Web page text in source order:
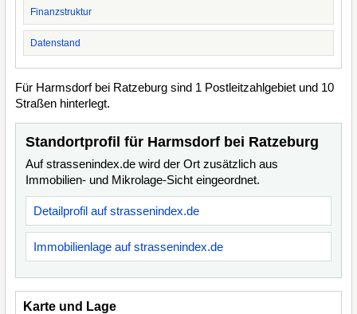
Finanzstruktur
Datenstand
Für Harmsdorf bei Ratzeburg sind 1 Postleitzahlgebiet und 10
Straßen hinterlegt.
Standortprofil für Harmsdorf bei Ratzeburg
Auf strassenindex.de wird der Ort zusätzlich aus
Immobilien- und Mikrolage-Sicht eingeordnet.
Detailprofil auf strassenindex.de
Immobilienlage auf strassenindex.de
Karte und Lage